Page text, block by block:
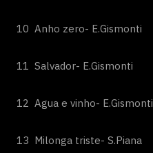
10 Anho zero- E.Gismonti
11 Salvador- E.Gismonti
12 Agua e vinho- E.Gismonti
13 Milonga triste- S.Piana